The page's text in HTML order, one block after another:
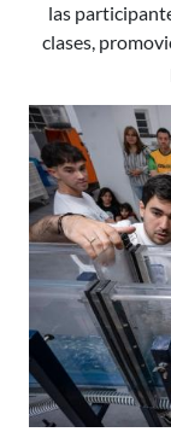
las
clases,